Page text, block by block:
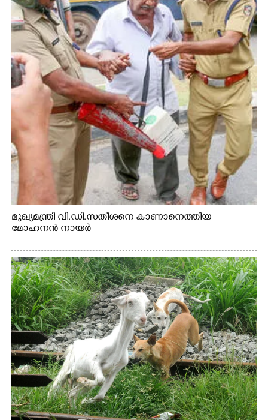
മുഖ്യമന്ത്രി വി.ഡി.സതീശനെ കാണാനെത്തിയ
മോഹനൻ നായർ